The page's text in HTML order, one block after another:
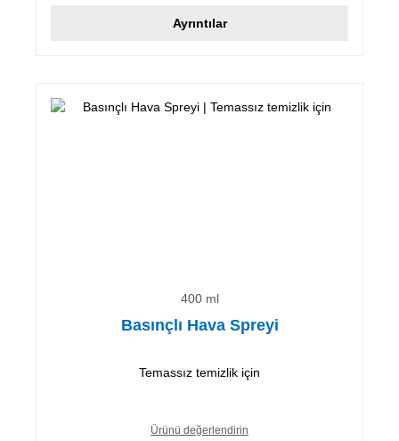
Ayrıntılar
400 ml
Basınçlı Hava Spreyi
Temassız temizlik için
Ürünü değerlendirin